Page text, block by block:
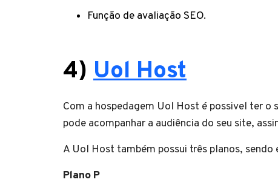
Função de avaliação SEO.
4) Uol Host
Com a hospedagem Uol Host é possivel ter
pode acompanhar a audiência do seu site,
A Uol Host também possui três planos, sendo
Plano P